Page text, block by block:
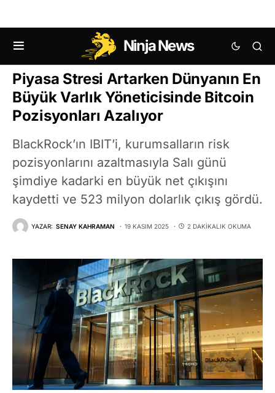
Ninja News
KRIPTO HABERLERI BITCOIN (BTC) HABERLERI
Piyasa Stresi Artarken Dünyanın En
Büyük Varlık Yöneticisinde Bitcoin
Pozisyonları Azalıyor
BlackRock’ın IBIT’i, kurumsalların risk
pozisyonlarını azaltmasıyla Salı günü
şimdiye kadarki en büyük net çıkışını
kaydetti ve 523 milyon dolarlık çıkış gördü.
YAZAR: SENAY KAHRAMAN 19 KASIM 2025 2 DAKIKALIK OKUMA